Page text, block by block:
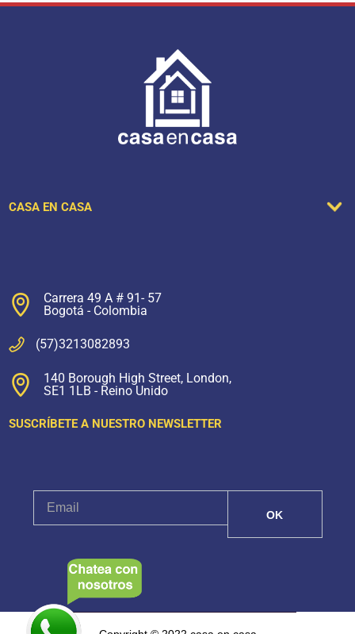
CASA EN CASA
Carrera 49 A # 91- 57
Bogotá - Colombia
(57)3213082893
140 Borough High Street, London,
SE1 1LB - Reino Unido
SUSCRÍBETE A NUESTRO NEWSLETTER